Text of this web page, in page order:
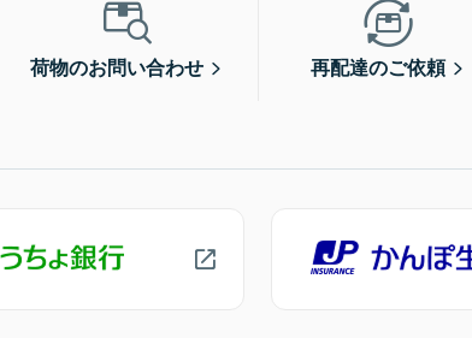
荷物のお問い合わせ 再配達のご依頼